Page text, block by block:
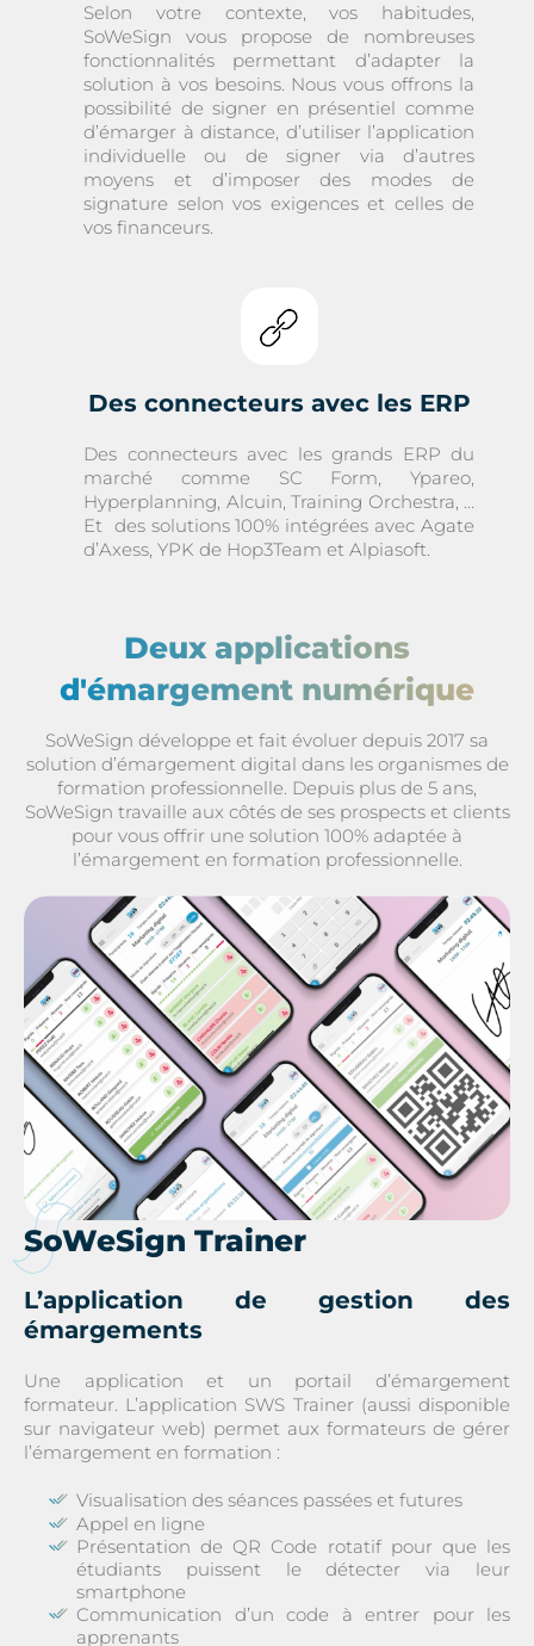
Selon votre contexte, vos habitudes,
SoWeSign vous propose de nombreuses
fonctionnalités permettant d’adapter la
solution à vos besoins. Nous vous offrons la
possibilité de signer en présentiel comme
d’émarger à distance, d’utiliser l’application
individuelle ou de signer via d’autres
moyens et d’imposer des modes de
signature selon vos exigences et celles de
vos financeurs.
Des connecteurs avec les ERP
Des connecteurs avec les grands ERP du
marché comme SC Form, Ypareo,
Hyperplanning, Alcuin, Training Orchestra, …
Et des solutions 100% intégrées avec Agate
d’Axess, YPK de Hop3Team et Alpiasoft.
Deux applications
d'émargement numérique
SoWeSign développe et fait évoluer depuis 2017 sa
solution d’émargement digital dans les organismes de
formation professionnelle. Depuis plus de 5 ans,
SoWeSign travaille aux côtés de ses prospects et clients
pour vous offrir une solution 100% adaptée à
l’émargement en formation professionnelle.
SoWeSign Trainer
L’application de gestion des
émargements
Une application et un portail d’émargement
formateur. L’application SWS Trainer (aussi disponible
sur navigateur web) permet aux formateurs de gérer
l’émargement en formation :
Visualisation des séances passées et futures
Appel en ligne
Présentation de QR Code rotatif pour que les
étudiants puissent le détecter via leur
smartphone
Communication d’un code à entrer pour les
apprenants